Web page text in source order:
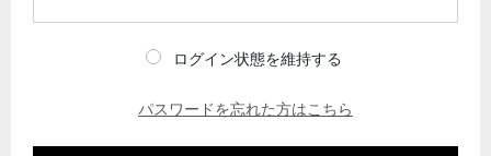
ログイン状態を維持する
パスワードを忘れた方はこちら